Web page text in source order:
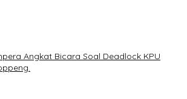
Angkat Bicara Soal Deadlock KPU